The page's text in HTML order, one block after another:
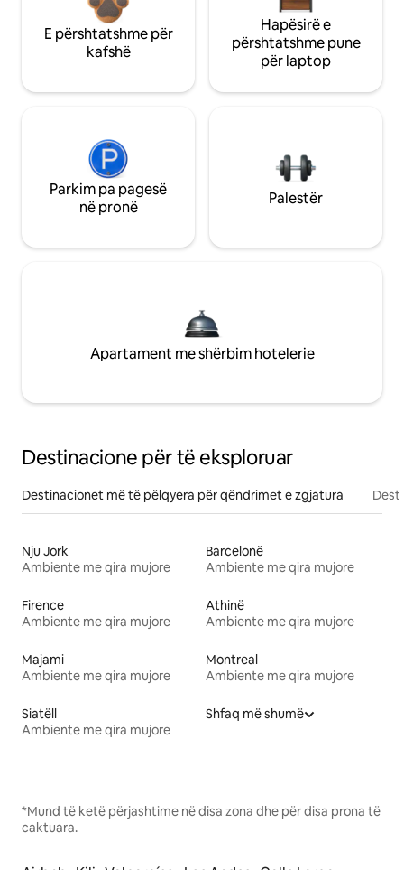
E përshtatshme për
kafshë
Hapësirë e
përshtatshme pune
për laptop
Parkim pa pagesë
në pronë
Palestër
Apartament me shërbim hotelerie
Destinacione për të eksploruar
Destinacionet më të pëlqyera për qëndrimet e zgjatura
Nju Jork
Ambiente me qira mujore
Barcelonë
Ambiente me qira mujore
Firence
Ambiente me qira mujore
Athinë
Ambiente me qira mujore
Majami
Ambiente me qira mujore
Montreal
Ambiente me qira mujore
Siatëll
Ambiente me qira mujore
Shfaq më shumë
*Mund të ketë përjashtime në disa zona dhe për disa prona të
caktuara.